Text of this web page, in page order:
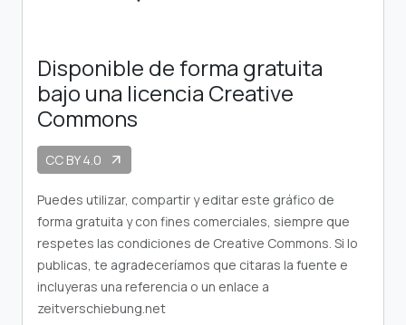
Disponible de forma gratuita
bajo una licencia Creative
Commons
CC BY 4.0 arrow_outward
Puedes utilizar, compartir y editar este gráfico de
forma gratuita y con fines comerciales, siempre que
respetes las condiciones de Creative Commons. Si lo
publicas, te agradeceríamos que citaras la fuente e
incluyeras una referencia o un enlace a
zeitverschiebung.net